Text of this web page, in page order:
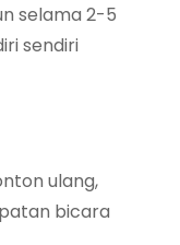
selama 2-5
sendiri
ulang,
bicara